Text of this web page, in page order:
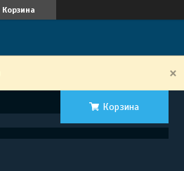
Корзина
Корзина